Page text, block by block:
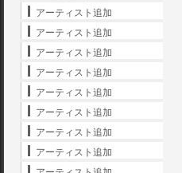
アーティスト追加
アーティスト追加
アーティスト追加
アーティスト追加
アーティスト追加
アーティスト追加
アーティスト追加
アーティスト追加